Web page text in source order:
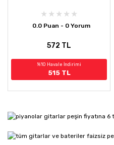
0.0 Puan - 0 Yorum
572 TL
%10 Havale İndirimi
515 TL